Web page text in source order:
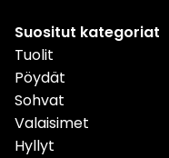
Suositut kategoriat
Tuolit
Pöydät
Sohvat
Valaisimet
Hyllyt